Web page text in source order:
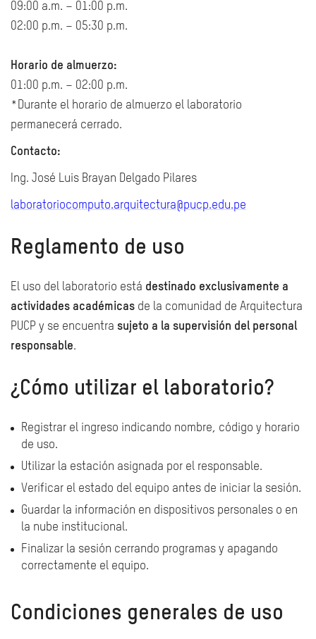
09:00 a.m. – 01:00 p.m.
02:00 p.m. – 05:30 p.m.
Horario de almuerzo:
01:00 p.m. – 02:00 p.m.
*Durante el horario de almuerzo el laboratorio
permanecerá cerrado.
Contacto:
Ing. José Luis Brayan Delgado Pilares
laboratoriocomputo.arquitectura@pucp.edu.pe
Reglamento de uso
El uso del laboratorio está destinado exclusivamente a
actividades académicas de la comunidad de Arquitectura
PUCP y se encuentra sujeto a la supervisión del personal
responsable.
¿Cómo utilizar el laboratorio?
Registrar el ingreso indicando nombre, código y horario
de uso.
Utilizar la estación asignada por el responsable.
Verificar el estado del equipo antes de iniciar la sesión.
Guardar la información en dispositivos personales o en
la nube institucional.
Finalizar la sesión cerrando programas y apagando
correctamente el equipo.
Condiciones generales de uso